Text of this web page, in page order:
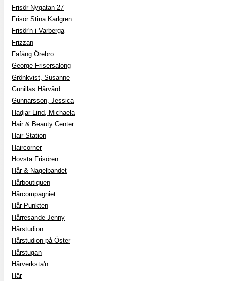
Frisör Nygatan 27
Frisör Stina Karlgren
Frisör'n i Varberga
Frizzan
Fåfäng Örebro
George Frisersalong
Grönkvist, Susanne
Gunillas Hårvård
Gunnarsson, Jessica
Hadjar Lind, Michaela
Hair & Beauty Center
Hair Station
Haircorner
Hovsta Frisören
Hår & Nagelbandet
Hårboutiquen
Hårcompagniet
Hår-Punkten
Hårresande Jenny
Hårstudion
Hårstudion på Öster
Hårstugan
Hårverksta'n
Här